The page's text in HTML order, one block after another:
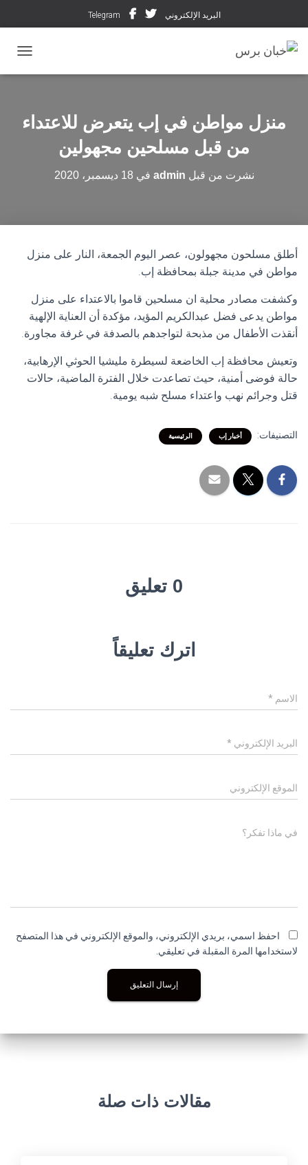
البريد الإلكتروني Telegram
منزل مواطن في إب يتعرض للاعتداء
من قبل مسلحين مجهولين
نشرت من قبل admin في 18 ديسمبر، 2020
أطلق مسلحون مجهولون، عصر اليوم الجمعة، النار على منزل
مواطن في مدينة جبلة بمحافظة إب.
وكشفت مصادر محلية ان مسلحين قاموا بالاعتداء على منزل
مواطن يدعى فضل عبدالكريم المؤيد، مؤكدة أن العناية الإلهية
أنقذت الأطفال من مذبحة لتواجدهم بالصدفة في غرفة مجاورة.
وتعيش محافظة إب الخاضعة لسيطرة مليشيا الحوثي الإرهابية،
حالة فوضى أمنية، حيث تصاعدت خلال الفترة الماضية، حالات
قتل وجرائم نهب واعتداء مسلح شبه يومية.
التصنيفات: أخبار إب الرئيسية
0 تعليق
اترك تعليقاً
الاسم *
البريد الإلكتروني *
الموقع الإلكتروني
في ماذا تفكر؟
احفظ اسمي، بريدي الإلكتروني، والموقع الإلكتروني في هذا المتصفح
لاستخدامها المرة المقبلة في تعليقي.
مقالات ذات صلة